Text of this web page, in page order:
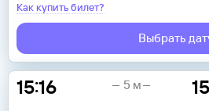
Как купить билет?
Выбрать
15:16 5 м